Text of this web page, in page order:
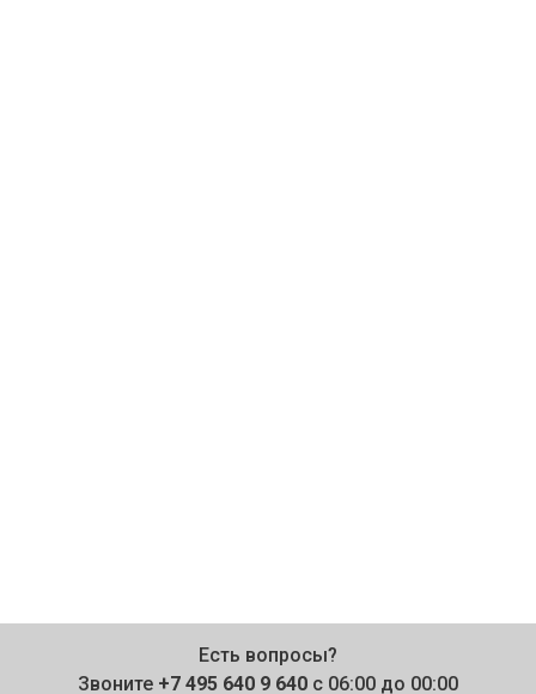
Есть вопросы?
Звоните +7 495 640 9 640 с 06:00 до 00:00